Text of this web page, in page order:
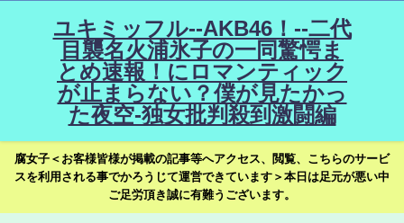
ユキミッフル--AKB46！--二代
目襲名火浦氷子の一同驚愕ま
とめ速報！にロマンティック
が止まらない？僕が見たかっ
た夜空-独女批判殺到激闘編
腐女子＜お客様皆様が掲載の記事等へアクセス、閲覧、こちらのサービ
スを利用される事でかろうじて運営できています＞本日は足元が悪い中
ご足労頂き誠に有難うございます。